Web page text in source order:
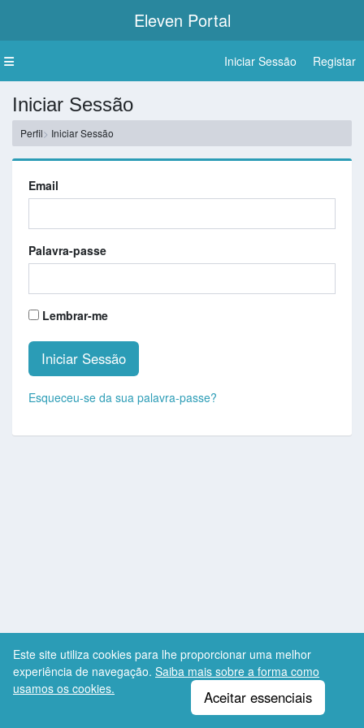
Eleven Portal
Iniciar Sessão Registar
Iniciar Sessão
Perfil Iniciar Sessão
Este site utiliza cookies para lhe proporcionar uma melhor
experiência de navegação. Saiba mais sobre a forma como
usamos os cookies.
Aceitar essenciais
Email
Palavra-passe
Lembrar-me
Iniciar Sessão
Esqueceu-se da sua palavra-passe?
mobiave
Copyright © 2026Eleven Systems
Todos os